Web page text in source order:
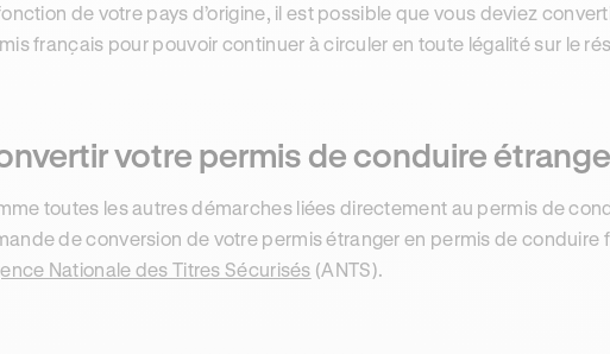
de votre pays d’origine, il est possible que vous deviez
français pour pouvoir continuer à circuler en toute légalité sur le
votre permis de conduire
toutes les autres démarches liées directement au permis de
de conversion de votre permis étranger en permis de conduire
Nationale des Titres Sécurisés (ANTS).